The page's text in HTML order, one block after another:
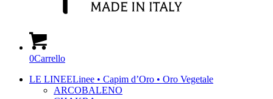
0Carrello
LE LINEELinee • Capim d’Oro • Oro Vegetale
ARCOBALENO